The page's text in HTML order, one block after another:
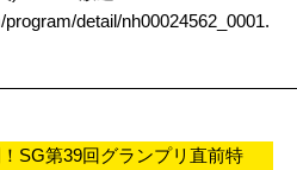
detail/nh00024562_0001.
SG第39回グランプリ直前特